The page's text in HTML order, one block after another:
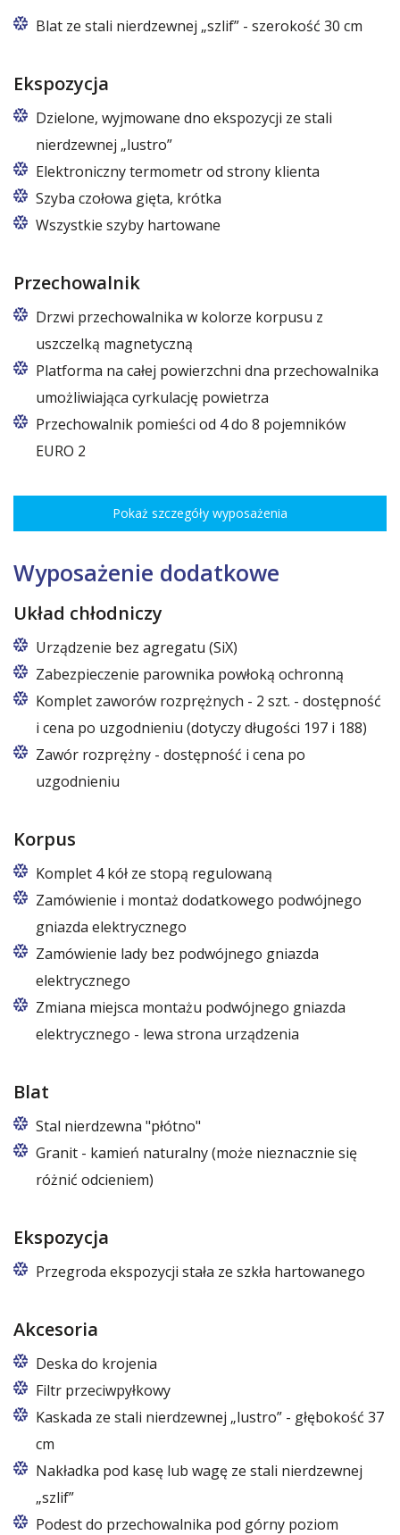
Blat ze stali nierdzewnej „szlif” - szerokość 30 cm
Ekspozycja
Dzielone, wyjmowane dno ekspozycji ze stali
nierdzewnej „lustro”
Elektroniczny termometr od strony klienta
Szyba czołowa gięta, krótka
Wszystkie szyby hartowane
Przechowalnik
Drzwi przechowalnika w kolorze korpusu z
uszczelką magnetyczną
Platforma na całej powierzchni dna przechowalnika
umożliwiająca cyrkulację powietrza
Przechowalnik pomieści od 4 do 8 pojemników
EURO 2
Pokaż szczegóły wyposażenia
Wyposażenie dodatkowe
Układ chłodniczy
Urządzenie bez agregatu (SiX)
Zabezpieczenie parownika powłoką ochronną
Komplet zaworów rozprężnych - 2 szt. - dostępność
i cena po uzgodnieniu (dotyczy długości 197 i 188)
Zawór rozprężny - dostępność i cena po
uzgodnieniu
Korpus
Komplet 4 kół ze stopą regulowaną
Zamówienie i montaż dodatkowego podwójnego
gniazda elektrycznego
Zamówienie lady bez podwójnego gniazda
elektrycznego
Zmiana miejsca montażu podwójnego gniazda
elektrycznego - lewa strona urządzenia
Blat
Stal nierdzewna "płótno"
Granit - kamień naturalny (może nieznacznie się
różnić odcieniem)
Ekspozycja
Przegroda ekspozycji stała ze szkła hartowanego
Akcesoria
Deska do krojenia
Filtr przeciwpyłkowy
Kaskada ze stali nierdzewnej „lustro” - głębokość 37
cm
Nakładka pod kasę lub wagę ze stali nierdzewnej
„szlif”
Podest do przechowalnika pod górny poziom